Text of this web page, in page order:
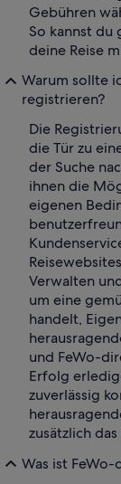
Gebühren
So kannst du
deine Reise
Warum sollte
registrieren?
Die
die Tür zu
der Suche
ihnen die
eigenen
Verwalten
um eine
handelt,
und FeWo-
Erfolg
zuverlässig
zusätzlich
Was ist